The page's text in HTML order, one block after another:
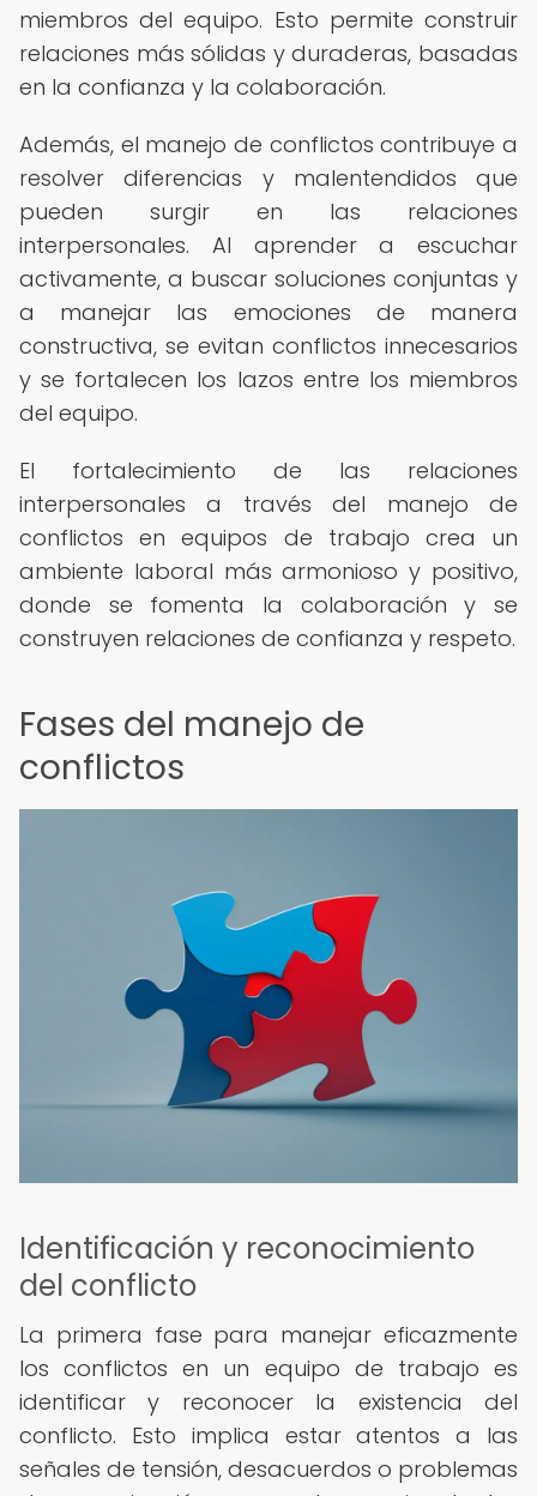
miembros del equipo. Esto permite construir
relaciones más sólidas y duraderas, basadas
en la confianza y la colaboración.
Además, el manejo de conflictos contribuye a
resolver diferencias y malentendidos que
pueden surgir en las relaciones
interpersonales. Al aprender a escuchar
activamente, a buscar soluciones conjuntas y
a manejar las emociones de manera
constructiva, se evitan conflictos innecesarios
y se fortalecen los lazos entre los miembros
del equipo.
El fortalecimiento de las relaciones
interpersonales a través del manejo de
conflictos en equipos de trabajo crea un
ambiente laboral más armonioso y positivo,
donde se fomenta la colaboración y se
construyen relaciones de confianza y respeto.
Fases del manejo de
conflictos
Identificación y reconocimiento
del conflicto
La primera fase para manejar eficazmente
los conflictos en un equipo de trabajo es
identificar y reconocer la existencia del
conflicto. Esto implica estar atentos a las
señales de tensión, desacuerdos o problemas